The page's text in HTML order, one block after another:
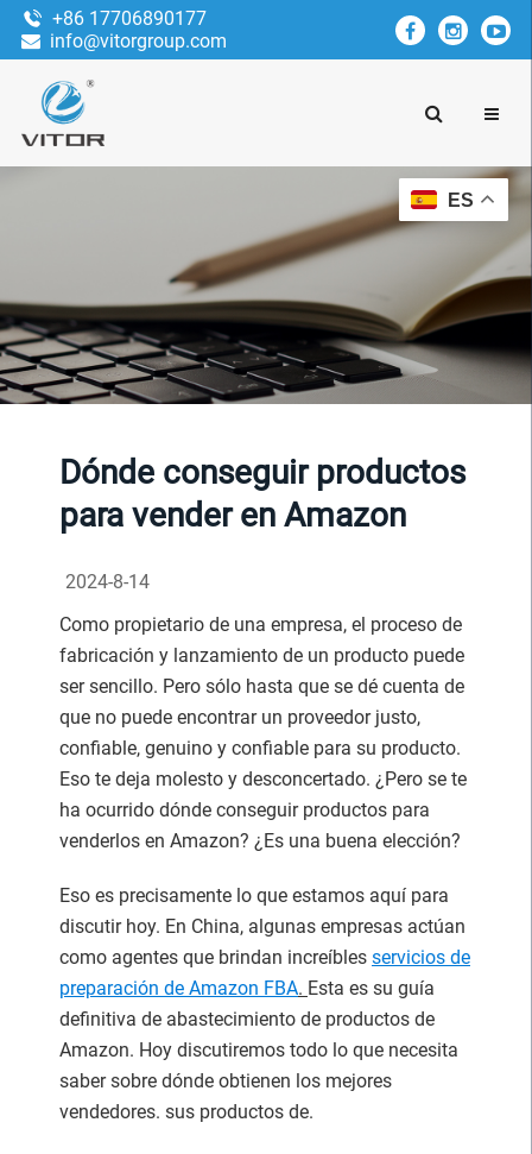
+86 17706890177
info@vitorgroup.com
Dónde conseguir productos
para vender en Amazon
2024-8-14
Como propietario de una empresa, el proceso de
fabricación y lanzamiento de un producto puede
ser sencillo. Pero sólo hasta que se dé cuenta de
que no puede encontrar un proveedor justo,
confiable, genuino y confiable para su producto.
Eso te deja molesto y desconcertado. ¿Pero se te
ha ocurrido dónde conseguir productos para
venderlos en Amazon? ¿Es una buena elección?
Eso es precisamente lo que estamos aquí para
discutir hoy. En China, algunas empresas actúan
como agentes que brindan increíbles servicios de
preparación de Amazon FBA. Esta es su guía
definitiva de abastecimiento de productos de
Amazon. Hoy discutiremos todo lo que necesita
saber sobre dónde obtienen los mejores
vendedores. sus productos de.
ES